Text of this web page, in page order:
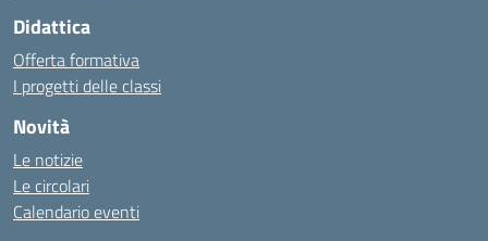
Didattica
Offerta formativa
I progetti delle classi
Novità
Le notizie
Le circolari
Calendario eventi